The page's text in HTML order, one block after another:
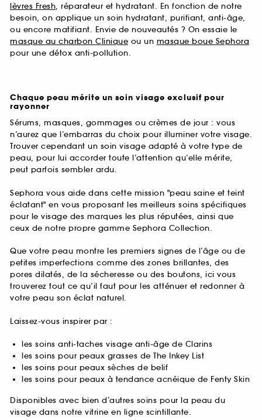
lèvres Fresh, réparateur et hydratant. En fonction de notre
besoin, on applique un soin hydratant, purifiant, anti-âge,
ou encore matifiant. Envie de nouveautés ? On essaie le
masque au charbon Clinique ou un masque boue Sephora
pour une détox anti-pollution.
Chaque peau mérite un soin visage exclusif pour
rayonner
Sérums, masques, gommages ou crèmes de jour : vous
n’aurez que l’embarras du choix pour illuminer votre visage.
Trouver cependant un soin visage adapté à votre type de
peau, pour lui accorder toute l’attention qu’elle mérite,
peut parfois sembler ardu.
Sephora vous aide dans cette mission "peau saine et teint
éclatant" en vous proposant les meilleurs soins spécifiques
pour le visage des marques les plus réputées, ainsi que
ceux de notre propre gamme Sephora Collection.
Que votre peau montre les premiers signes de l’âge ou de
petites imperfections comme des zones brillantes, des
pores dilatés, de la sécheresse ou des boutons, ici vous
trouverez tout ce qu’il faut pour les atténuer et redonner à
votre peau son éclat naturel.
Laissez-vous inspirer par :
les soins anti-taches visage anti-âge de Clarins
les soins pour peaux grasses de The Inkey List
les soins pour peaux sèches de belif
les soins pour peaux à tendance acnéique de Fenty Skin
Disponibles avec bien d’autres soins pour la peau du
visage dans notre vitrine en ligne scintillante.